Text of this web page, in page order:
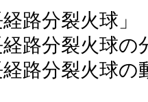
路分裂火球」
経路分裂火球
経路分裂火球の